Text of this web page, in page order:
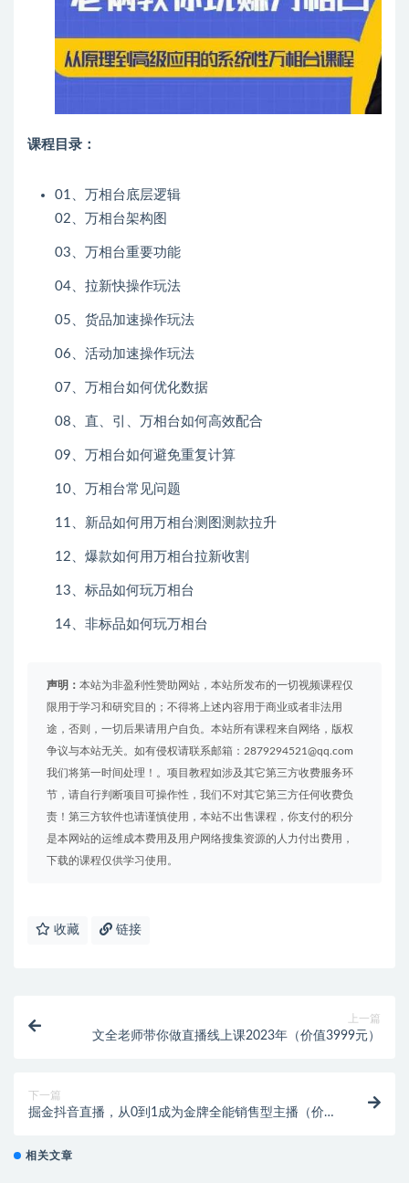
课程目录：
01、万相台底层逻辑
02、万相台架构图
03、万相台重要功能
04、拉新快操作玩法
05、货品加速操作玩法
06、活动加速操作玩法
07、万相台如何优化数据
08、直、引、万相台如何高效配合
09、万相台如何避免重复计算
10、万相台常见问题
11、新品如何用万相台测图测款拉升
12、爆款如何用万相台拉新收割
13、标品如何玩万相台
14、非标品如何玩万相台
声明： 本站为非盈利性赞助网站，本站所发布的一切视频课程仅
限用于学习和研究目的；不得将上述内容用于商业或者非法用
途，否则，一切后果请用户自负。本站所有课程来自网络，版权
争议与本站无关。如有侵权请联系邮箱：2879294521@qq.com
我们将第一时间处理！。项目教程如涉及其它第三方收费服务环
节，请自行判断项目可操作性，我们不对其它第三方任何收费负
责！第三方软件也请谨慎使用，本站不出售课程，你支付的积分
是本网站的运维成本费用及用户网络搜集资源的人力付出费用，
下载的课程仅供学习使用。
收藏 链接
上一篇
文全老师带你做直播线上课2023年（价值3999元）
下一篇
掘金抖音直播，从0到1成为金牌全能销售型主播（价值
相关文章